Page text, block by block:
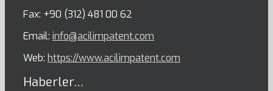
Fax: +90 (312) 481 00 62
Email: info@acilimpatent.com
Web: https://www.acilimpatent.com
Haberler…